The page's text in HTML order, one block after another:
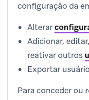
configuração da
Alterar
Adicionar,
reativar outros
Exportar
Para conceder ou